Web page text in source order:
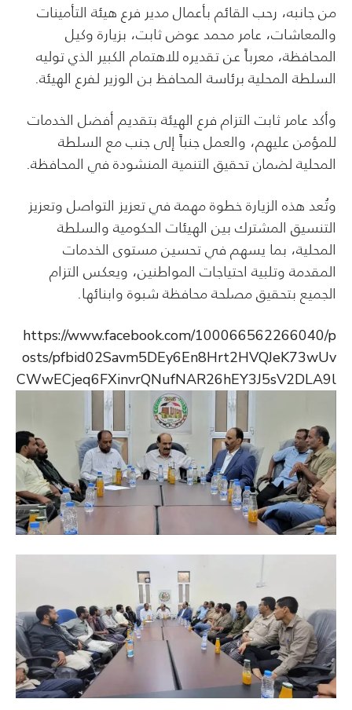
من جانبه، رحب القائم بأعمال مدير فرع هيئة التأمينات
والمعاشات، عامر محمد عوض ثابت، بزيارة وكيل
المحافظة، معرباً عن تقديره للاهتمام الكبير الذي توليه
السلطة المحلية برئاسة المحافظ بن الوزير لفرع الهيئة.
وأكد عامر ثابت التزام فرع الهيئة بتقديم أفضل الخدمات
للمؤمن عليهم، والعمل جنباً إلى جنب مع السلطة
المحلية لضمان تحقيق التنمية المنشودة في المحافظة.
وتُعد هذه الزيارة خطوة مهمة في تعزيز التواصل وتعزيز
التنسيق المشترك بين الهيئات الحكومية والسلطة
المحلية، بما يسهم في تحسين مستوى الخدمات
المقدمة وتلبية احتياجات المواطنين، ويعكس التزام
الجميع بتحقيق مصلحة محافظة شبوة وابنائها.
https://www.facebook.com/100066562266040/p
osts/pfbid02Savm5DEy6En8Hrt2HVQJeK73wUv
CWwECjeq6FXinvrQNufNAR26hEY3J5sV2DLA9l